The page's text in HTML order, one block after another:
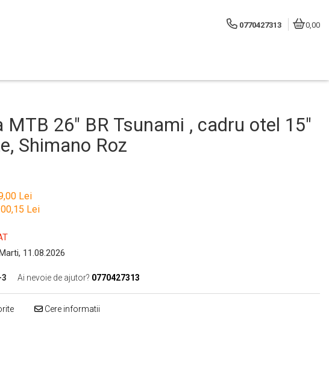
0770427313 0,00
MTB 26″ BR Tsunami , cadru otel 15″
Shimano Roz
Lei
Lei
11.08.2026
Ai nevoie de ajutor? 0770427313
Cere informatii